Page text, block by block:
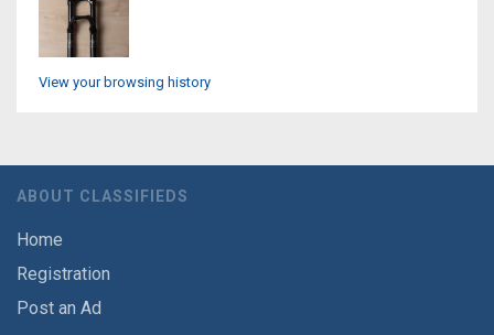
View your browsing history
ABOUT CLASSIFIEDS
Home
Registration
Post an Ad